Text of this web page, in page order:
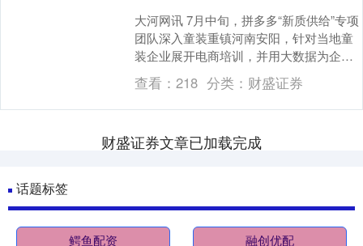
大河网讯 7月中旬，拼多多“新质供给”专项
团队深入童装重镇河南安阳，针对当地童
装企业展开电商培训，并用大数据为企业
揭秘童装爆款密码：动漫童装销量狂飙、
鲨鱼裤异军....
查看：218 分类： 财盛证券
财盛证券文章已加载完成
话题标签
鳄鱼配资 融创优配